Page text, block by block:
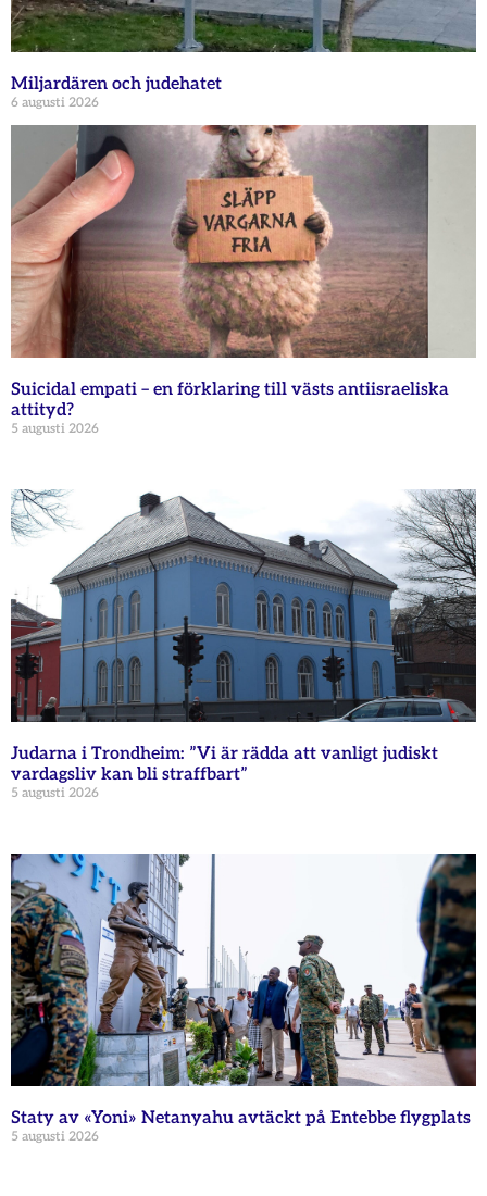
Miljardären och judehatet
6 augusti 2026
Suicidal empati – en förklaring till västs antiisraeliska
attityd?
5 augusti 2026
Judarna i Trondheim: ”Vi är rädda att vanligt judiskt
vardagsliv kan bli straffbart”
5 augusti 2026
Staty av «Yoni» Netanyahu avtäckt på Entebbe flygplats
5 augusti 2026